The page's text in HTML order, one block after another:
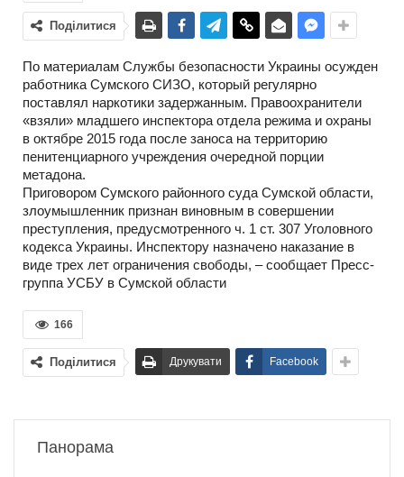
Поділитися
По материалам Службы безопасности Украины осужден
работника Сумского СИЗО, который регулярно
поставлял наркотики задержанным. Правоохранители
«взяли» младшего инспектора отдела режима и охраны
в октябре 2015 года после заноса на территорию
пенитенциарного учреждения очередной порции
метадона.
Приговором Сумского районного суда Сумской области,
злоумышленник признан виновным в совершении
преступления, предусмотренного ч. 1 ст. 307 Уголовного
кодекса Украины. Инспектору назначено наказание в
виде трех лет ограничения свободы, – сообщает Пресс-
группа УСБУ в Сумской области
166
Поділитися Друкувати Facebook
Панорама